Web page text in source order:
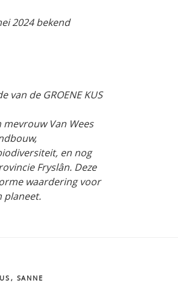
2024 bekend
de GROENE KUS
Van Wees
en nog
Fryslân. Deze
waardering voor
planeet.
, SANNE